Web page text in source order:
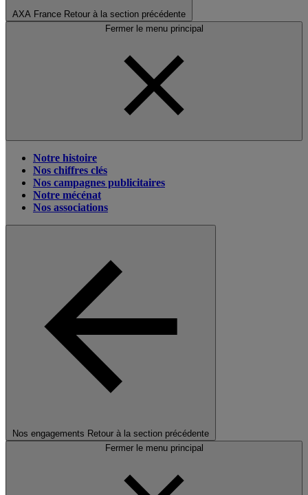
AXA France Retour à la section précédente
Fermer le menu principal
Notre histoire
Nos chiffres clés
Nos campagnes publicitaires
Notre mécénat
Nos associations
Nos engagements Retour à la section précédente
Fermer le menu principal